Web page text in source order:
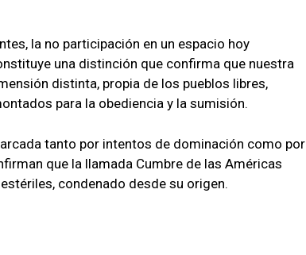
la no participación en un espacio hoy
una distinción que confirma que nuestra
distinta, propia de los pueblos libres,
para la obediencia y la sumisión.
tanto por intentos de dominación como por
que la llamada Cumbre de las Américas
condenado desde su origen.